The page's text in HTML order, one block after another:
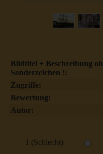
Bildtitel + Beschreibung
Sonderzeichen !:
Zugriffe:
Bewertung:
Autor:
1 (Schlecht)